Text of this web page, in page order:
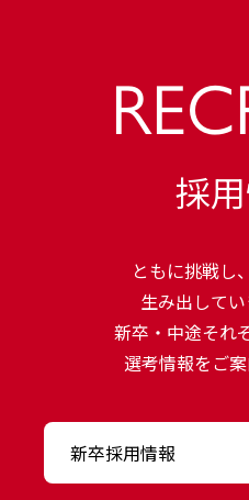
採
ともに挑戦し
生み出してい
新卒・中途それ
選考情報をご案
新卒採用情報